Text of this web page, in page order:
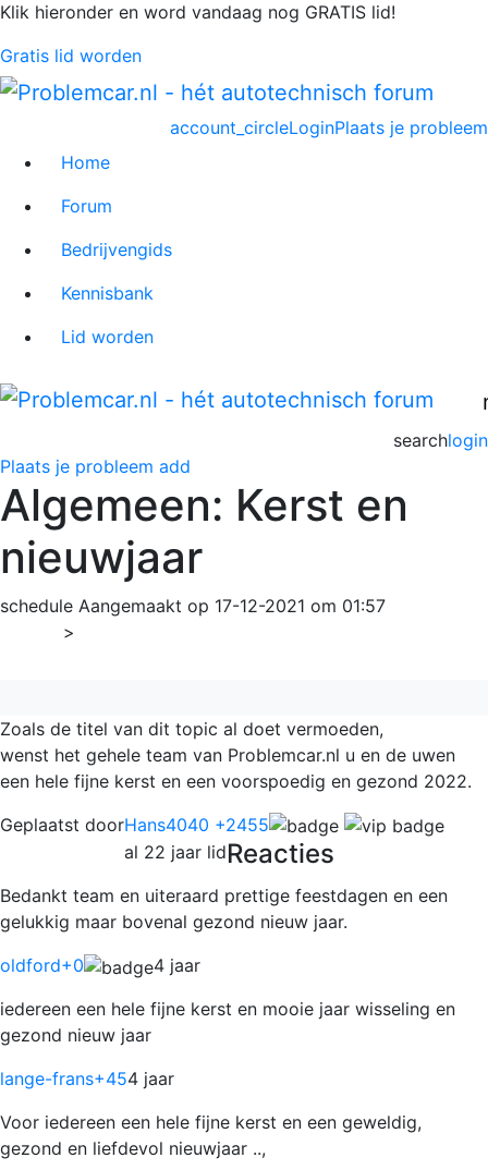
Klik hieronder en word vandaag nog GRATIS lid!
Gratis lid worden
Plaats je probleem
account_circleLogin
Home
Forum
Bedrijvengids
Kennisbank
Lid worden
login
search
Plaats je probleem add
Algemeen: Kerst en
nieuwjaar
schedule Aangemaakt op 17-12-2021 om 01:57
>
Zoals de titel van dit topic al doet vermoeden,
wenst het gehele team van Problemcar.nl u en de uwen
een hele fijne kerst en een voorspoedig en gezond 2022.
Geplaatst doorHans4040 +2455
al 22 jaar lidReacties
Bedankt team en uiteraard prettige feestdagen en een
gelukkig maar bovenal gezond nieuw jaar.
oldford+0
4 jaar
iedereen een hele fijne kerst en mooie jaar wisseling en
gezond nieuw jaar
lange-frans+454 jaar
Voor iedereen een hele fijne kerst en een geweldig,
gezond en liefdevol nieuwjaar ..,